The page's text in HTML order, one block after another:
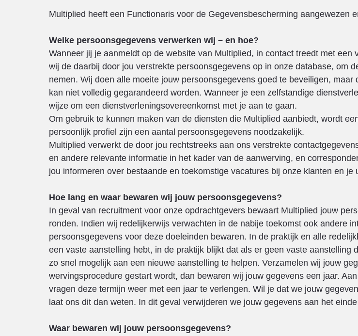
Multiplied heeft een Functionaris voor de Gegevensbescherming aangewezen
Welke persoonsgegevens verwerken wij – en hoe?
Wanneer jij je aanmeldt op de website van Multiplied, in contact treedt met
wij de daarbij door jou verstrekte persoonsgegevens op in onze database, om
nemen. Wij doen alle moeite jouw persoonsgegevens goed te beveiligen,
kan niet volledig gegarandeerd worden. Wanneer je een zelfstandige
wijze om een dienstverleningsovereenkomst met je aan te gaan.
Om gebruik te kunnen maken van de diensten die Multiplied aanbiedt, wordt
persoonlijk profiel zijn een aantal persoonsgegevens noodzakelijk.
Multiplied verwerkt de door jou rechtstreeks aan ons verstrekte
en andere relevante informatie in het kader van de aanwerving, en
jou informeren over bestaande en toekomstige vacatures bij onze klanten en
Hoe lang en waar bewaren wij jouw persoonsgegevens?
In geval van recruitment voor onze opdrachtgevers bewaart Multiplied jouw
ronden. Indien wij redelijkerwijs verwachten in de nabije toekomst ook andere
persoonsgegevens voor deze doeleinden bewaren. In de praktijk en alle
een vaste aanstelling hebt, in de praktijk blijkt dat als er geen vaste
zo snel mogelijk aan een nieuwe aanstelling te helpen. Verzamelen wij jouw
wervingsprocedure gestart wordt, dan bewaren wij jouw gegevens een jaar.
vragen deze termijn weer met een jaar te verlengen. Wil je dat we jouw
laat ons dit dan weten. In dit geval verwijderen we jouw gegevens aan het
Waar bewaren wij jouw persoonsgegevens?